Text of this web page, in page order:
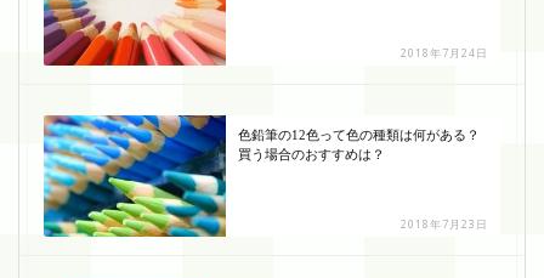
2018年7月24日
色鉛筆の12色って色の種類は何がある？
買う場合のおすすめは？
2018年7月23日